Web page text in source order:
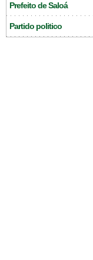
Prefeito de Saloá
Partido politico